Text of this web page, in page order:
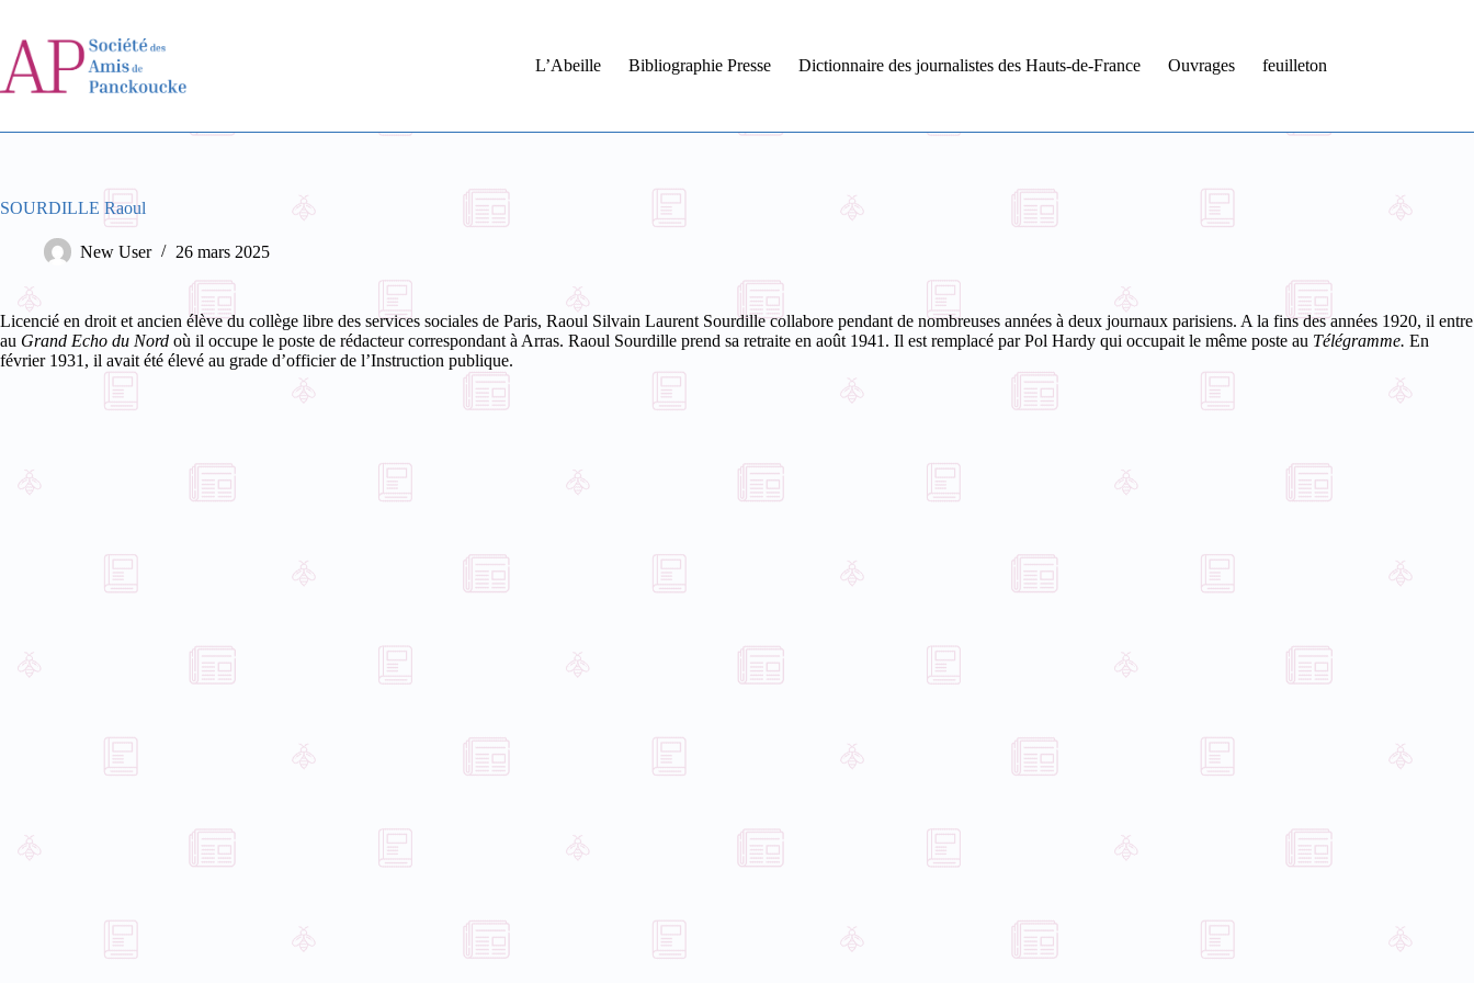
contenu
L’Abeille
Bibliographie Presse Dictionnaire des journalistes des Hauts-de-France Ouvrages feuilleton
SOURDILLE Raoul
New User 26 mars 2025
Licencié en droit et ancien élève du collège libre des services sociales de Paris, Raoul Silvain Laurent Sourdille collabore pendant de nombreuses années à deux journaux parisiens. A la fins des années 1920, il entre
au Grand Echo du Nord où il occupe le poste de rédacteur correspondant à Arras. Raoul Sourdille prend sa retraite en août 1941. Il est remplacé par Pol Hardy qui occupait le même poste au Télégramme. En
février 1931, il avait été élevé au grade d’officier de l’Instruction publique.